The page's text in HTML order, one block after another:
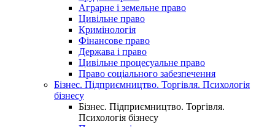
Аграрне і земельне право
Цивільне право
Кримінологія
Фінансове право
Держава і право
Цивільне процесуальне право
Право соціального забезпечення
Бізнес. Підприємництво. Торгівля. Психологія
бізнесу
Бізнес. Підприємництво. Торгівля.
Психологія бізнесу